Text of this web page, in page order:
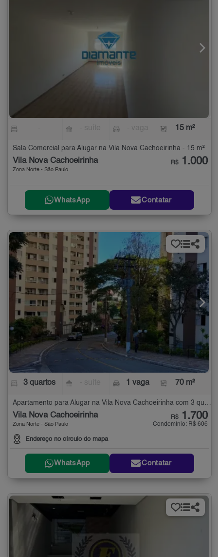
15 m²
Sala Comercial para Alugar na Vila Nova Cachoeirinha - 15 m²
Vila Nova Cachoeirinha
Zona Norte - São Paulo
R$ 1.000
WhatsApp Contatar
3 quartos 1 vaga 70 m²
Apartamento para Alugar na Vila Nova Cachoeirinha com 3 quartos - 70 m²
Vila Nova Cachoeirinha
Zona Norte - São Paulo
Endereço no círculo do mapa
R$ 1.700
Condomínio: R$ 606
WhatsApp Contatar